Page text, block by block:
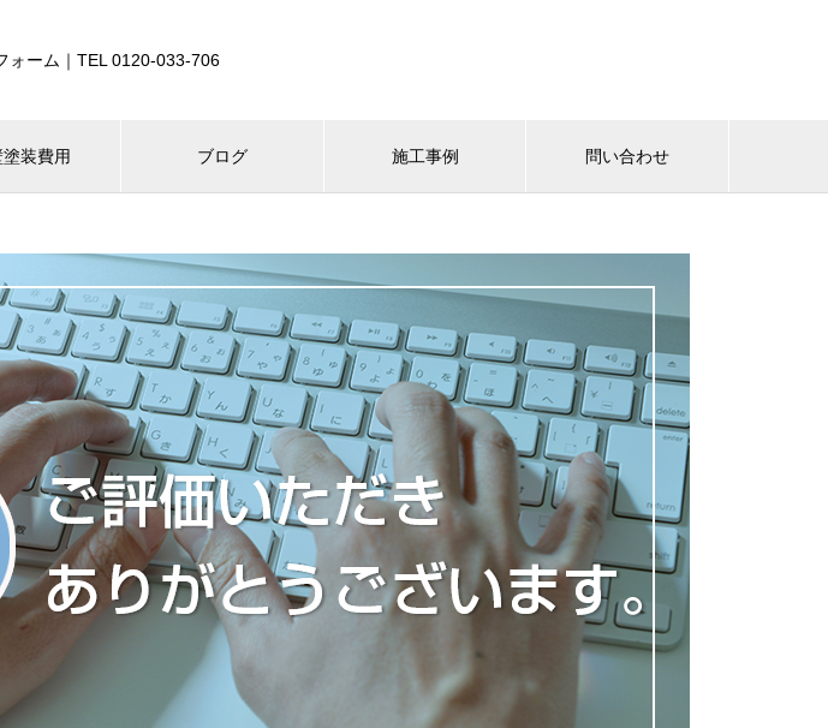
ォーム｜TEL 0120-033-706
装費用 ブログ 施工事例 問い合わせ